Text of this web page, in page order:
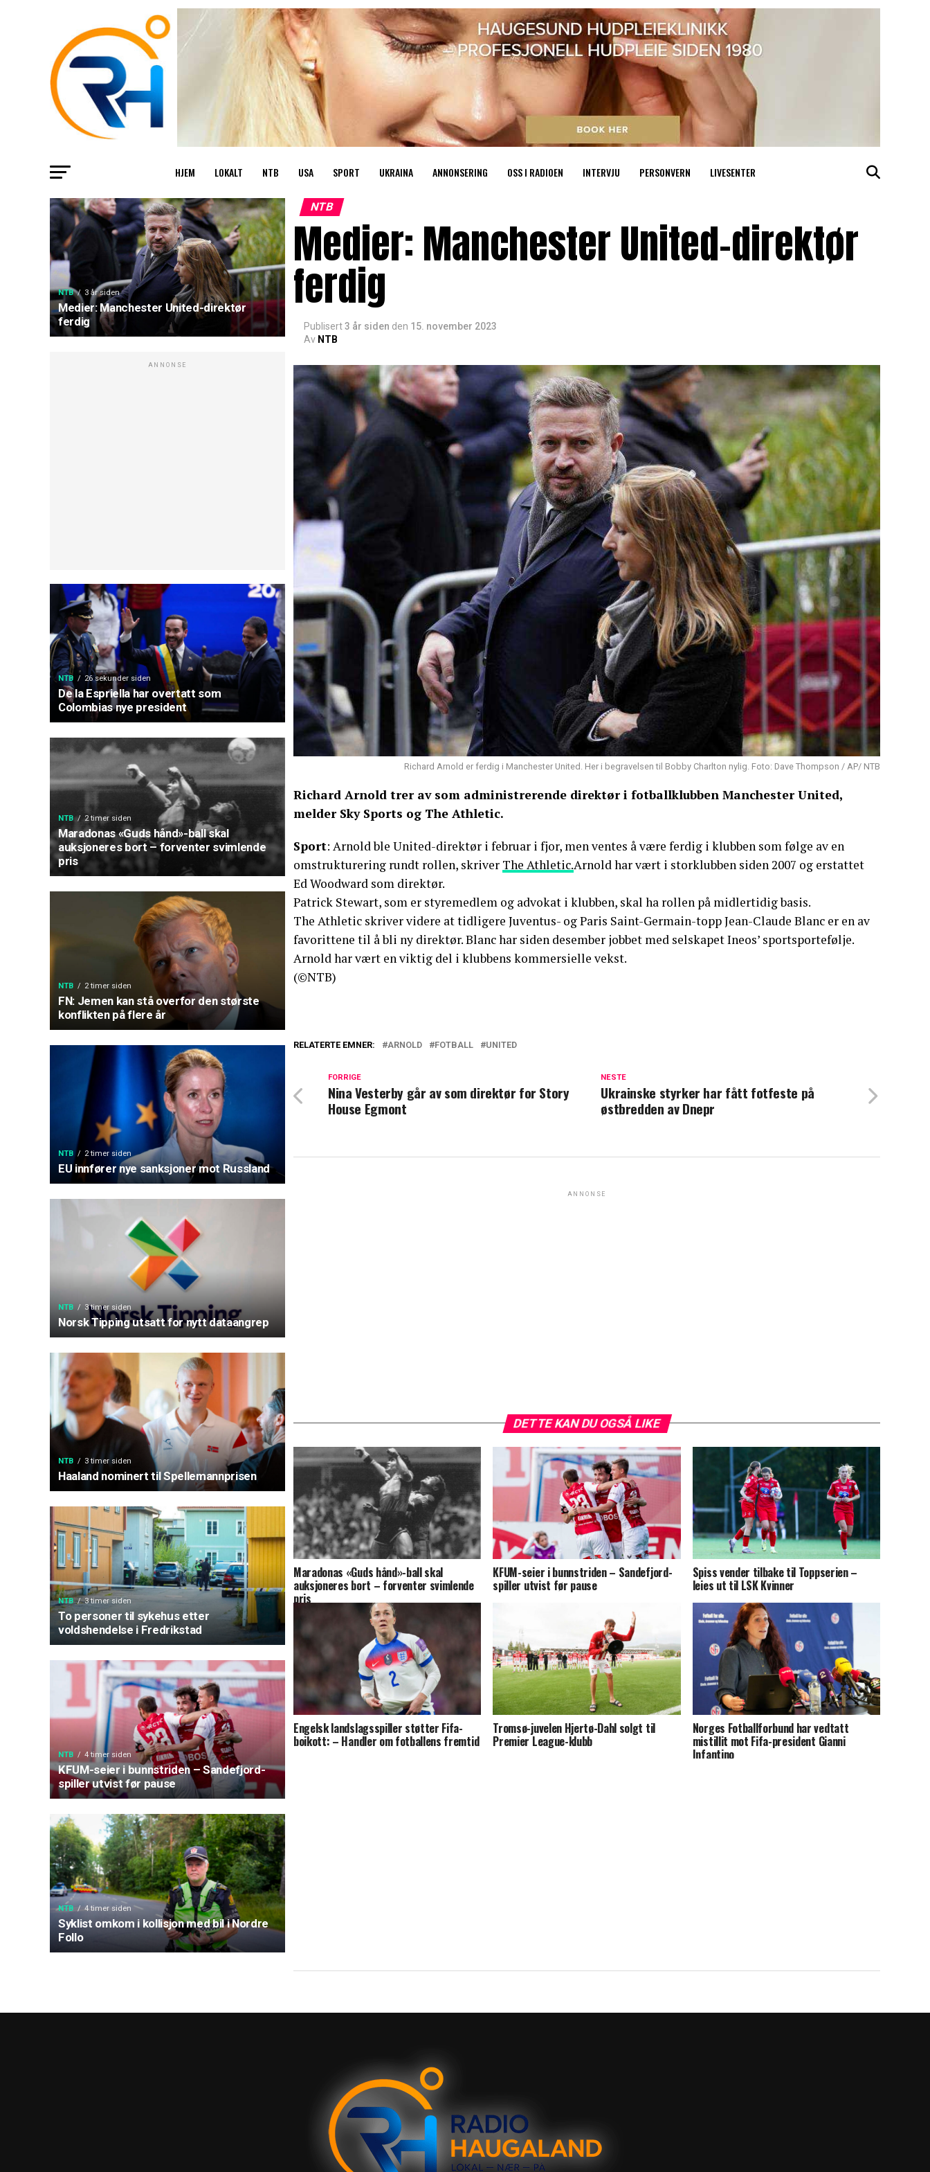
HJEM LOKALT NTB USA SPORT UKRAINA ANNONSERING OSS I RADIOEN INTERVJU PERSONVERN LIVESENTER
NTB 3 år siden
Medier: Manchester United-direktør
ferdig
ANNONSE
NTB 26 sekunder siden
De la Espriella har overtatt som
Colombias nye president
NTB 2 timer siden
Maradonas «Guds hånd»-ball skal
auksjoneres bort – forventer svimlende
pris
NTB 2 timer siden
FN: Jemen kan stå overfor den største
konflikten på flere år
NTB 2 timer siden
EU innfører nye sanksjoner mot Russland
NTB 3 timer siden
Norsk Tipping utsatt for nytt dataangrep
NTB 3 timer siden
Haaland nominert til Spellemannprisen
NTB 3 timer siden
To personer til sykehus etter
voldshendelse i Fredrikstad
NTB 4 timer siden
KFUM-seier i bunnstriden – Sandefjord-
spiller utvist før pause
NTB 4 timer siden
Syklist omkom i kollisjon med bil i Nordre
Follo
NTB
Medier: Manchester United-direktør
ferdig
Publisert3 år siden den 15. november 2023
Av NTB
Richard Arnold er ferdig i Manchester United. Her i begravelsen til Bobby Charlton nylig. Foto: Dave Thompson / AP/ NTB
Richard Arnold trer av som administrerende direktør i fotballklubben Manchester United,
melder Sky Sports og The Athletic.
Sport: Arnold ble United-direktør i februar i fjor, men ventes å være ferdig i klubben som følge av en
omstrukturering rundt rollen, skriver The Athletic.Arnold har vært i storklubben siden 2007 og erstattet
Ed Woodward som direktør.
Patrick Stewart, som er styremedlem og advokat i klubben, skal ha rollen på midlertidig basis.
The Athletic skriver videre at tidligere Juventus- og Paris Saint-Germain-topp Jean-Claude Blanc er en av
favorittene til å bli ny direktør. Blanc har siden desember jobbet med selskapet Ineos’ sportsportefølje.
Arnold har vært en viktig del i klubbens kommersielle vekst.
(©NTB)
RELATERTE EMNER: ARNOLD FOTBALL UNITED
NESTE
Ukrainske styrker har fått fotfeste på
østbredden av Dnepr
FORRIGE
Nina Vesterby går av som direktør for Story
House Egmont
ANNONSE
DETTE KAN DU OGSÅ LIKE
Maradonas «Guds hånd»-ball skal
auksjoneres bort – forventer svimlende
pris
KFUM-seier i bunnstriden – Sandefjord-
spiller utvist før pause
Spiss vender tilbake til Toppserien –
leies ut til LSK Kvinner
Engelsk landslagsspiller støtter Fifa-
boikott: – Handler om fotballens fremtid
Tromsø-juvelen Hjertø-Dahl solgt til
Premier League-klubb
Norges Fotballforbund har vedtatt
mistillit mot Fifa-president Gianni
Infantino